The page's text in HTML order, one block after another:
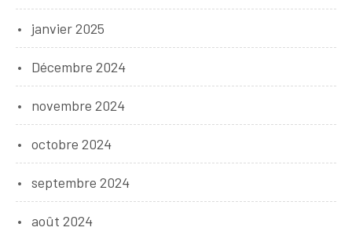
janvier 2025
Décembre 2024
novembre 2024
octobre 2024
septembre 2024
août 2024